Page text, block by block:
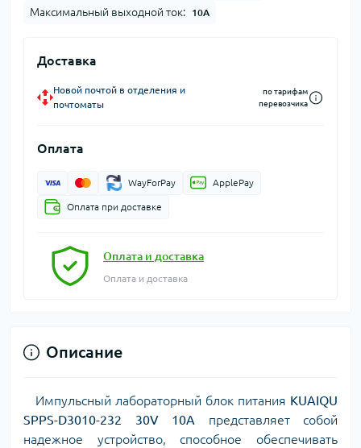
Максимальный выходной ток: 10A
Доставка
Новой почтой в отделения и
почтоматы
по тарифам
перевозчика
Оплата
WayForPay ApplePay
Оплата при доставке
Оплата и доставка
Оплата и доставка
Описание
Импульсный лабораторный блок питания KUAIQU
SPPS-D3010-232 30V 10A представляет собой
надежное устройство, способное обеспечивать